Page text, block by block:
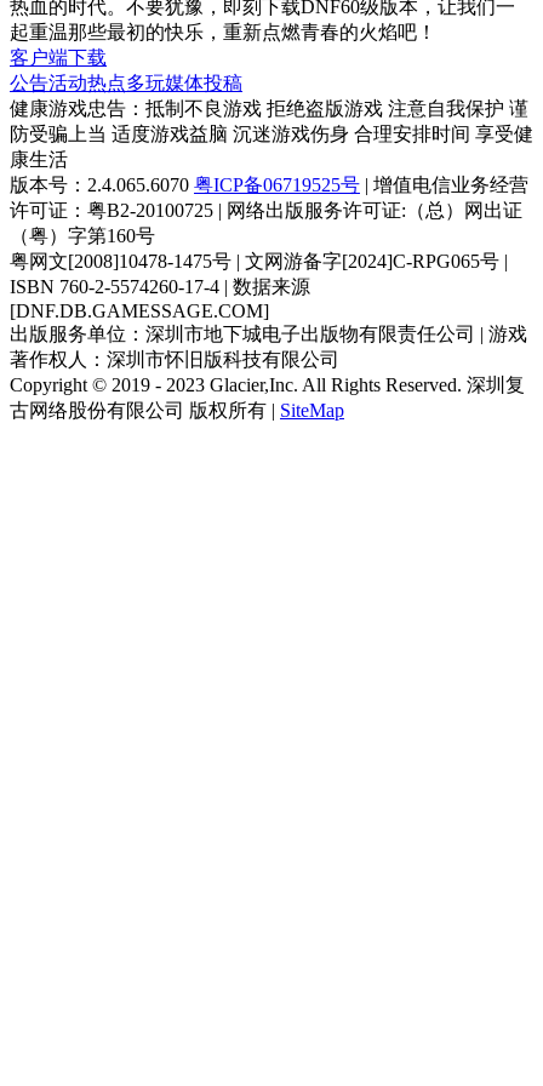
起重温那些最初的快乐，重新点燃青春的火焰吧！
客户端下载
公告活动热点多玩媒体投稿
健康游戏忠告：抵制不良游戏 拒绝盗版游戏 注意自我保护 谨
防受骗上当 适度游戏益脑 沉迷游戏伤身 合理安排时间 享受健
康生活
版本号：2.4.065.6070 粤ICP备06719525号 | 增值电信业务经营
许可证：粤B2-20100725 | 网络出版服务许可证:（总）网出证
（粤）字第160号
粤网文[2008]10478-1475号 | 文网游备字[2024]C-RPG065号 |
ISBN 760-2-5574260-17-4 | 数据来源
[DNF.DB.GAMESSAGE.COM]
出版服务单位：深圳市地下城电子出版物有限责任公司 | 游戏
著作权人：深圳市怀旧版科技有限公司
Copyright © 2019 - 2023 Glacier,Inc. All Rights Reserved. 深圳复
古网络股份有限公司 版权所有 | SiteMap